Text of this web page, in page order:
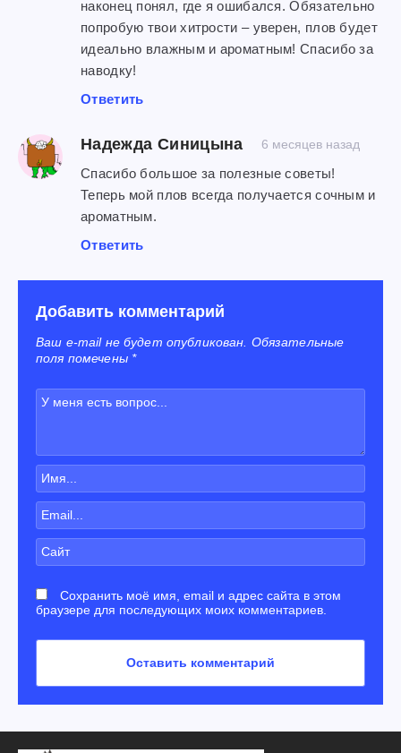
наконец понял, где я ошибался. Обязательно
попробую твои хитрости – уверен, плов будет
идеально влажным и ароматным! Спасибо за
наводку!
Ответить
Надежда Синицына 6 месяцев назад
Спасибо большое за полезные советы!
Теперь мой плов всегда получается сочным и
ароматным.
Ответить
Добавить комментарий
Ваш e-mail не будет опубликован. Обязательные
поля помечены *
Сохранить моё имя, email и адрес сайта в этом
браузере для последующих моих комментариев.